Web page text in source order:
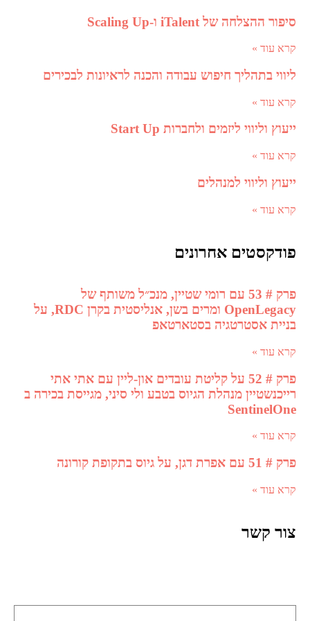
סיפור ההצלחה של iTalent ו-Scaling Up
קרא עוד »
ליווי בתהליך חיפוש עבודה והכנה לראיונות לבכירים
קרא עוד »
ייעוץ וליווי ליזמים ולחברות Start Up
קרא עוד »
ייעוץ וליווי למנהלים
קרא עוד »
פודקסטים אחרונים
פרק # 53 עם רומי שטיין, מנכ״ל משותף של
OpenLegacy ומרים בשן, אנליסטית בקרן RDC, על
בניית אסטרטגיה בסטארטאפ
קרא עוד »
פרק # 52 על קליטת עובדים און-ליין עם אתי אתי
רייכנשטיין מנהלת הגיוס בטבע ולי סיני, מגייסת בכירה ב
SentinelOne
קרא עוד »
פרק # 51 עם אפרת דגן, על גיוס בתקופת קורונה
קרא עוד »
צור קשר